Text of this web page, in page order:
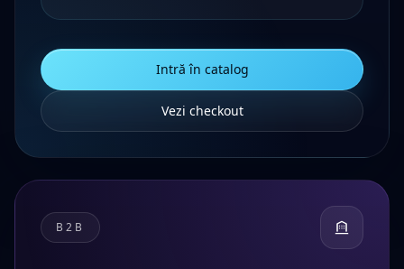
Intră în catalog
Vezi checkout
B2B